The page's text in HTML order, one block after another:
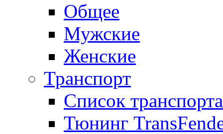
Общее
Мужские
Женские
Транспорт
Список транспорта
Тюнинг